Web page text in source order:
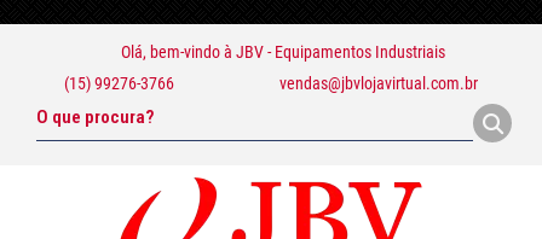
Olá, bem-vindo à JBV - Equipamentos Industriais
(15) 99276-3766
vendas@jbvlojavirtual.com.br